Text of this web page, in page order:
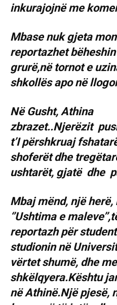
inkurajojnë me
Mbase nuk gjeta
reportazhet
grurë,në tornot e
shkollës apo në
Në Gusht, Athina
zbrazet..Njerëzit
t’I përshkruaj
shoferët dhe
ushtarët, gjatë dhe
Mbaj mënd, një
‘’Ushtima e
reportazh për
studionin në
vërtet shumë, dhe
shkëlqyera.Kështu
në Athinë.Një pjesë,